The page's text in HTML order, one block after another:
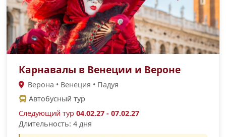
Карнавалы в Венеции и Вероне
Верона • Венеция • Падуя
Автобусный тур
Следующий тур 04.02.27 - 07.02.27
Длительность: 4 дня